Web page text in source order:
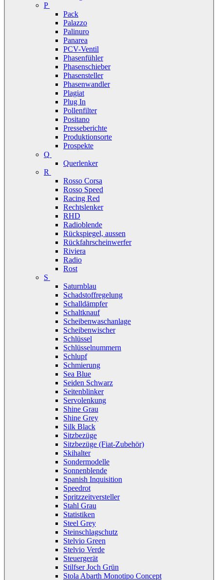
P
Pack
Palazzo
Palinuro
Panarea
PCV-Ventil
Phasenfühler
Phasenschieber
Phasensteller
Phasenwandler
Plagiat
Plug In
Pollenfilter
Positano
Presseberichte
Produktionsorte
Prospekte
Q
Querlenker
R
Rosso Corsa
Rosso Speed
Racing Red
Rechtslenker
RHD
Radioblende
Rückspiegel, aussen
Rückfahrscheinwerfer
Riviera
Radio
Rost
S
Saturnblau
Schadstoffregelung
Schalldämpfer
Schaltknauf
Scheibenwaschanlage
Scheibenwischer
Schlüssel
Schlüsselnummern
Schlupf
Schmierung
Sea Blue
Seiden Schwarz
Seitenblinker
Servolenkung
Shine Grau
Shine Grey
Silk Black
Sitzbezüge
Sitzbezüge (Fiat-Zubehör)
Skihalter
Sondermodelle
Sonnenblende
Spanish Inquisition
Speedrot
Spritzzeitversteller
Stahl Grau
Statistiken
Steel Grey
Steinschlagschutz
Stelvio Green
Stelvio Verde
Steuergerät
Stilfser Joch Grün
Stola Abarth Monotipo Concept